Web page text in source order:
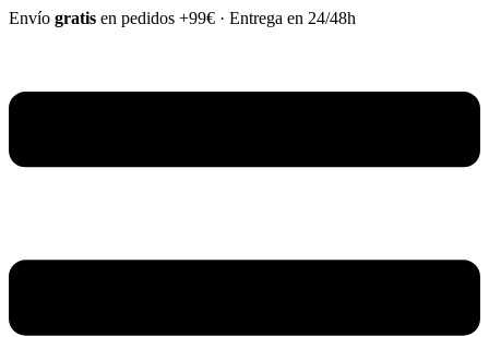
Ir
Envío gratis en pedidos +99€ · Entrega en 24/48h